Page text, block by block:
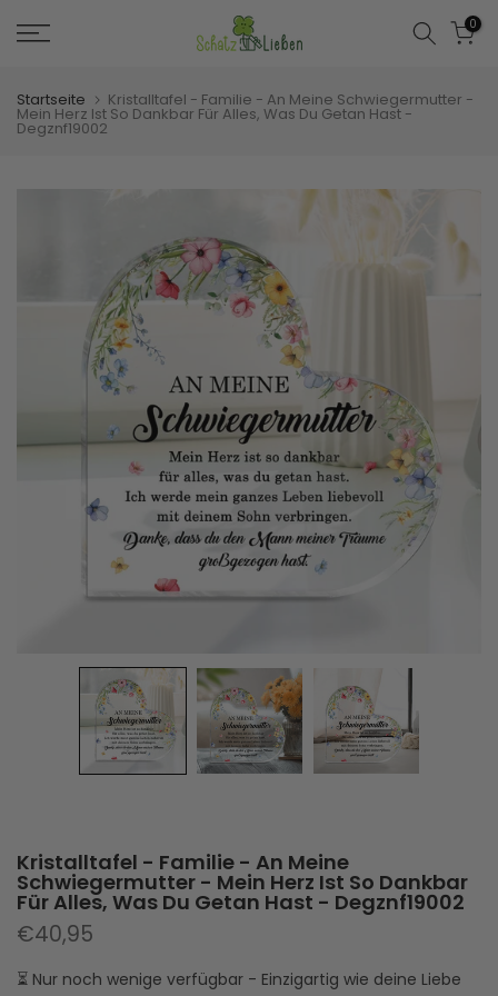
Zum
Inhalt
0
Startseite Kristalltafel - Familie - An Meine Schwiegermutter -
Mein Herz Ist So Dankbar Für Alles, Was Du Getan Hast -
Degznf19002
Kristalltafel - Familie - An Meine
Schwiegermutter - Mein Herz Ist So Dankbar
Für Alles, Was Du Getan Hast - Degznf19002
€40,95
⏳ Nur noch wenige verfügbar - Einzigartig wie deine Liebe